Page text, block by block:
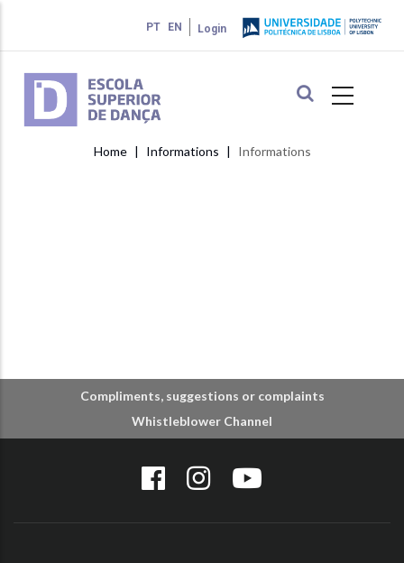
main
content
Login
PT EN
Breadcrumb
Home Informations Informations
Compliments, suggestions or complaints
Whistleblower Channel